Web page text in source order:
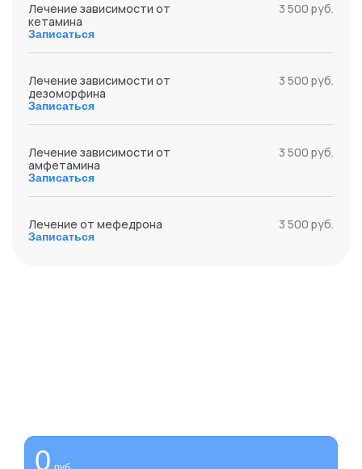
Лечение зависимости от
кетамина
3 500 руб.
Записаться
Лечение зависимости от
дезоморфина
3 500 руб.
Записаться
Лечение зависимости от
амфетамина
3 500 руб.
Записаться
Лечение от мефедрона 3 500 руб.
Записаться
0